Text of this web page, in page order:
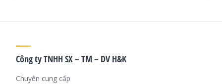
Công ty TNHH SX – TM – DV H&K
Chuyên cung cấp